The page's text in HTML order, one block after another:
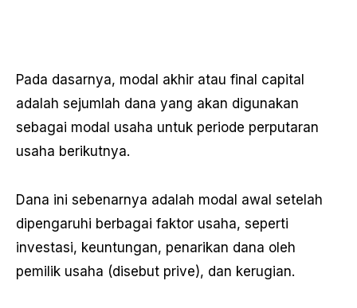
Pada dasarnya, modal akhir atau final capital
adalah sejumlah dana yang akan digunakan
sebagai modal usaha untuk periode perputaran
usaha berikutnya.
Dana ini sebenarnya adalah modal awal setelah
dipengaruhi berbagai faktor usaha, seperti
investasi, keuntungan, penarikan dana oleh
pemilik usaha (disebut prive), dan kerugian.